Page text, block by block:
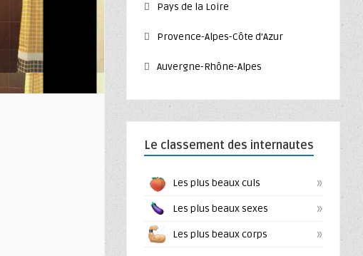
Pays de la Loire
Provence-Alpes-Côte d’Azur
Auvergne-Rhône-Alpes
Le classement des internautes
Les plus beaux culs »
Les plus beaux sexes »
Les plus beaux corps »